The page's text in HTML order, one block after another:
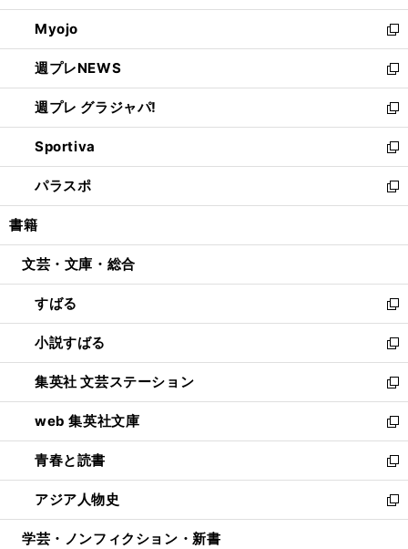
開
く
ウ
で
開
く
ン
ド
ウ
で
開
く
ウ
ィ
ン
ド
ウ
で
開
く
Myojo
新
し
い
ウ
ィ
ン
ド
ウ
で
開
週プレNEWS
新
し
い
ウ
ィ
ン
ド
ウ
開
週プレ グラジャパ!
新
し
い
ウ
ィ
ン
ウ
開
く
Sportiva
新
し
い
ウ
ン
ウ
で
開
く
パラスポ
新
し
ウ
ン
ド
ウ
で
開
く
書籍
文芸・文庫・総合
すばる
新
し
い
ウ
ィ
ン
ド
ウ
で
開
く
小説すばる
新
し
い
ウ
ィ
ン
ド
ウ
で
開
集英社 文芸ステーション
新
し
い
ウ
ィ
ン
ド
ウ
web 集英社文庫
新
し
い
ウ
ィ
ン
青春と読書
新
し
い
ウ
アジア人物史
新
し
学芸・ノンフィクション・新書